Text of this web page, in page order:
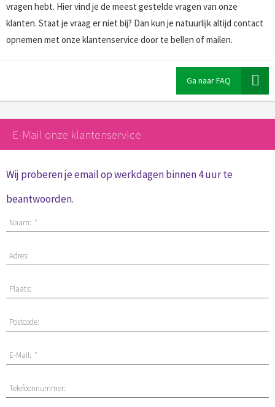
vragen hebt. Hier vind je de meest gestelde vragen van onze
klanten. Staat je vraag er niet bij? Dan kun je natuurlijk altijd contact
opnemen met onze klantenservice door te bellen of mailen.
Ga naar FAQ
E-Mail onze klantenservice
Wij proberen je email op werkdagen binnen 4 uur te
beantwoorden.
Naam: *
Adres:
Plaats:
Postcode:
E-Mail: *
Telefoonnummer: